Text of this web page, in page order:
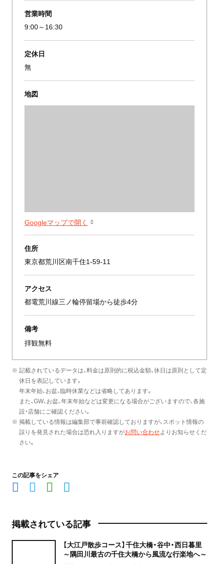
営業時間
9:00～16:30
定休日
無
地図
Googleマップで開く
住所
東京都荒川区南千住1-59-11
アクセス
都電荒川線三ノ輪停留場から徒歩4分
備考
拝観無料
※ 記載されているデータは、料金は原則的に税込金額、休日は原則として定
休日を表記しています。
年末年始、お盆、臨時休業などは省略してあります。
また、GW、お盆、年末年始などは変更になる場合がございますので、各施
設・店舗にご確認ください。
※ 掲載している情報は編集部で事前確認しておりますが、スポット情報の
誤りを発見された場合は恐れ入りますがお問い合わせよりお知らせくだ
さい。
この記事をシェア
掲載されている記事
【大江戸散歩コース】千住大橋・谷中・西日暮里
～隅田川最古の千住大橋から風流な行楽地へ～